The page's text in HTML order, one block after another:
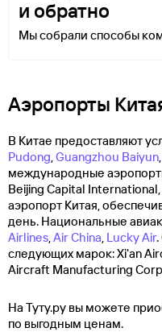
и обратно
Мы собрали способы
Аэропорты
В Китае предоставляют
Pudong,Guangzhou Baiyun,
международные
Beijing Capital
аэропорт Китая,
день. Национальные
Airlines,Air China, Lucky Air
следующих марок: Xi'an
Aircraft Manufacturing
На Туту.ру вы можете
по выгодным ценам.